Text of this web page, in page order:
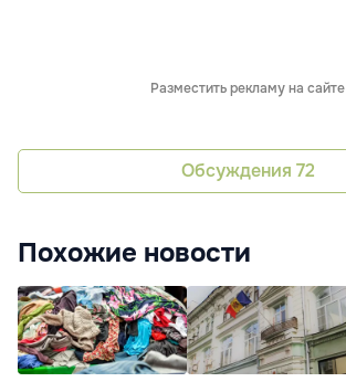
Разместить рекламу на сайте
Обсуждения 72
Похожие новости